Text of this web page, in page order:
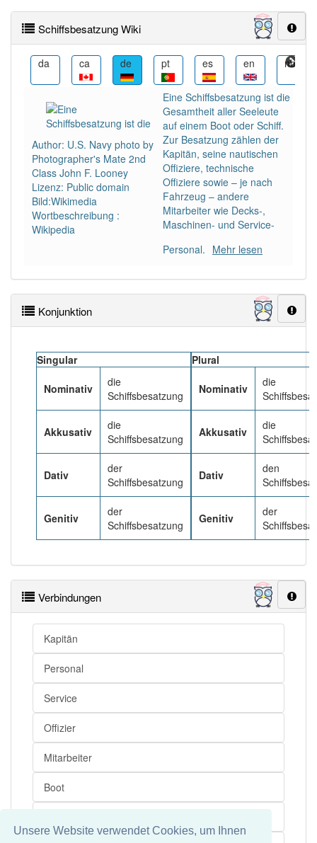
Unsere Website verwendet Cookies, um Ihnen
×
Wörter, die mit "-ung" enden, haben fast immer
Artikel:die.
DER:127
Beispiele
DAS:2Ausnahmen Beispiele
PowerIndex:
Häufigkeit: 4 von 10
Wörter mit Endung-schiffsbesatzung: 1
Wörter mit Endung
einem anderen Artikeldie: 0
90% unserer Spielapp-Nutzer haben den Artikel
Schiffsbesatzung Wiki
da ca de pt es en nb
Author: U.S. Navy photo by
Photographer's Mate 2nd
Class John F. Looney
Lizenz: Public domain
Bild:Wikimedia
Wortbeschreibung :
Wikipedia
Eine Schiffsbesatzung ist die
Gesamtheit aller Seeleute
auf einem Boot oder Schiff.
Zur Besatzung zählen der
Kapitän, seine nautischen
Offiziere, technische
Offiziere sowie – je nach
Fahrzeug – andere
Mitarbeiter wie Decks-,
Maschinen- und Service-
Personal. Mehr lesen
Konjunktion
Singular
Nominativ
die
Schiffsbesatzung
Akkusativ
die
Schiffsbesatzung
Dativ
der
Schiffsbesatzung
Genitiv
der
Schiffsbesatzung
Plural
Nominativ
die
Akkusativ
die
Dativ
den
Genitiv
der
Verbindungen
Kapitän
Personal
Service
Offizier
Mitarbeiter
Boot